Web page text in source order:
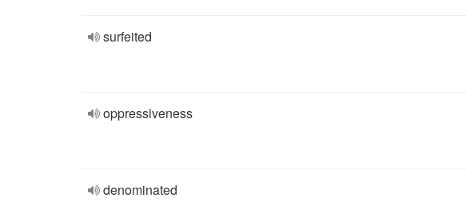
surfeited
oppressiveness
denominated